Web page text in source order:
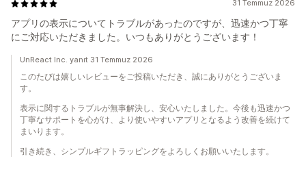
31 Temmuz 2026
アプリの表示についてトラブルがあったのですが、迅速かつ丁寧
にご対応いただきました。いつもありがとうございます！
UnReact Inc. yanıt 31 Temmuz 2026
このたびは嬉しいレビューをご投稿いただき、誠にありがとうございま
す。
表示に関するトラブルが無事解決し、安心いたしました。今後も迅速かつ
丁寧なサポートを心がけ、より使いやすいアプリとなるよう改善を続けて
まいります。
引き続き、シンプルギフトラッピングをよろしくお願いいたします。